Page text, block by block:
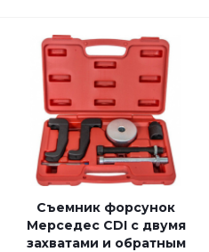
Съемник форсунок
Мерседес CDI с двумя
захватами и обратным